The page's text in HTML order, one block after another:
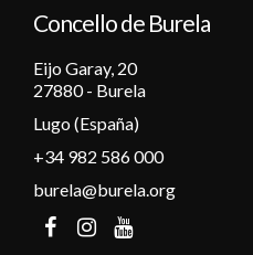
13
14
15
17
Concello de Burela
Eijo Garay, 20
27880 - Burela
Lugo (España)
+34 982 586 000
burela@burela.org